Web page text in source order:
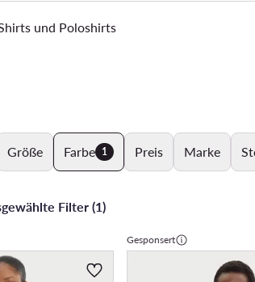
und Poloshirts
Größe Farbe 1 Preis Marke
Filter (1)
Gesponsert